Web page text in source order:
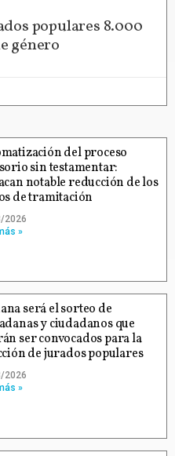
populares 8.000
género
del proceso
sin testamentar:
notable reducción de los
de tramitación
2026
»
será el sorteo de
y ciudadanos que
ser convocados para la
de jurados populares
2026
»